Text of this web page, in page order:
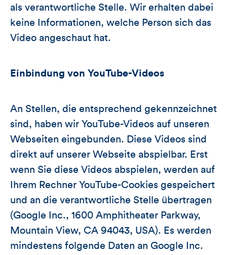
als verantwortliche Stelle. Wir erhalten dabei
keine Informationen, welche Person sich das
Video angeschaut hat.
Einbindung von YouTube-Videos
An Stellen, die entsprechend gekennzeichnet
sind, haben wir YouTube-Videos auf unseren
Webseiten eingebunden. Diese Videos sind
direkt auf unserer Webseite abspielbar. Erst
wenn Sie diese Videos abspielen, werden auf
Ihrem Rechner YouTube-Cookies gespeichert
und an die verantwortliche Stelle übertragen
(Google Inc., 1600 Amphitheater Parkway,
Mountain View, CA 94043, USA). Es werden
mindestens folgende Daten an Google Inc.